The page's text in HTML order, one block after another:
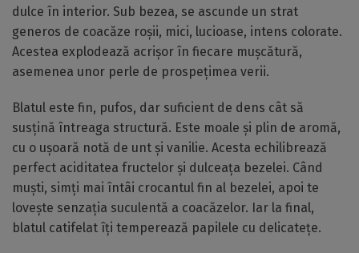
dulce în interior. Sub bezea, se ascunde un strat
generos de coacăze roșii, mici, lucioase, intens colorate.
Acestea explodează acrișor în fiecare mușcătură,
asemenea unor perle de prospețimea verii.
Blatul este fin, pufos, dar suficient de dens cât să
susțină întreaga structură. Este moale și plin de aromă,
cu o ușoară notă de unt și vanilie. Acesta echilibrează
perfect aciditatea fructelor și dulceața bezelei. Când
muști, simți mai întâi crocantul fin al bezelei, apoi te
lovește senzația suculentă a coacăzelor. Iar la final,
blatul catifelat îți temperează papilele cu delicatețe.